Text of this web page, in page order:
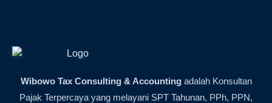
Wibowo Tax Consulting & Accountingadalah Konsultan
Pajak Terpercaya yang melayani SPT Tahunan, PPh, PPN,